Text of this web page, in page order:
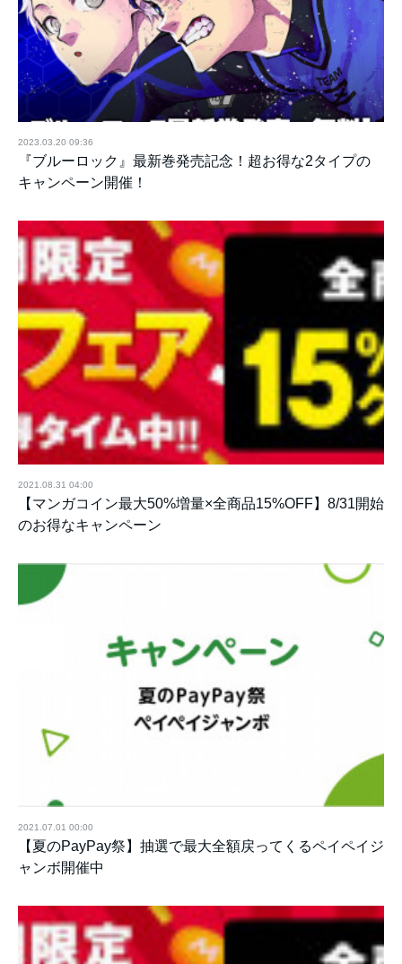
2023.03.20 09:36
『ブルーロック』最新巻発売記念！超お得な2タイプの
キャンペーン開催！
2021.08.31 04:00
【マンガコイン最大50%増量×全商品15%OFF】8/31開始
のお得なキャンペーン
2021.07.01 00:00
【夏のPayPay祭】抽選で最大全額戻ってくるペイペイジ
ャンボ開催中